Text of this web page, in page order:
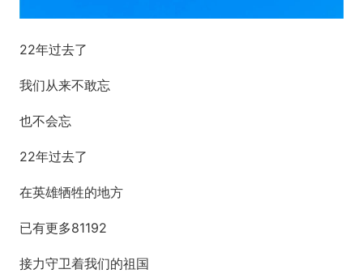
22年过去了
我们从来不敢忘
也不会忘
22年过去了
在英雄牺牲的地方
已有更多81192
接力守卫着我们的祖国